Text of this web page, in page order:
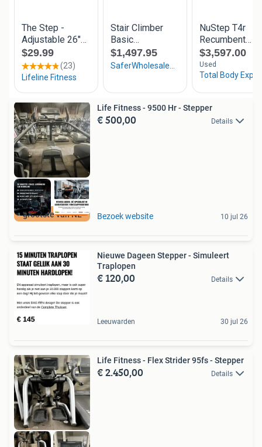
grootste van NL
Life Fitness - 9500 Hr - Stepper
€ 500,00 Details
Bezoek website 10 jul 26
Nieuwe Dageen Stepper - Simuleert
Traplopen
€ 120,00 Details
Leeuwarden 30 jul 26
Life Fitness - Flex Strider 95fs - Stepper
€ 2.450,00 Details